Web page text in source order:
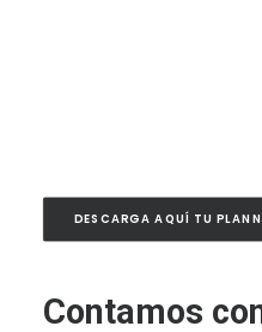
DESCARGA AQUÍ TU
Contamos